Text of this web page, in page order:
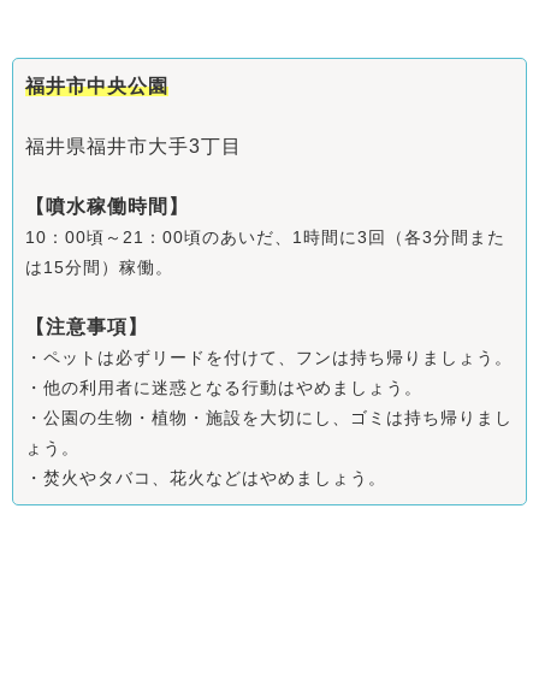
福井市中央公園
福井県福井市大手3丁目
【噴水稼働時間】
10：00頃～21：00頃のあいだ、1時間に3回（各3分間また
は15分間）稼働。
【注意事項】
・ペットは必ずリードを付けて、フンは持ち帰りましょう。
・他の利用者に迷惑となる行動はやめましょう。
・公園の生物・植物・施設を大切にし、ゴミは持ち帰りまし
ょう。
・焚火やタバコ、花火などはやめましょう。